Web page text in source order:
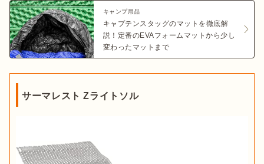
キャンプ用品
キャプテンスタッグのマットを徹底解
説！定番のEVAフォームマットから少し
変わったマットまで
サーマレスト Zライトソル